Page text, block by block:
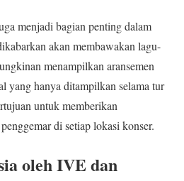
menjadi bagian penting dalam
akan membawakan lagu-
menampilkan aransemen
yang hanya ditampilkan selama tur
untuk memberikan
di setiap lokasi konser.
oleh IVE dan